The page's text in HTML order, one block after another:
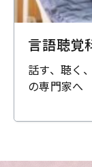
言語聴覚
話す、聴く
の専門家へ